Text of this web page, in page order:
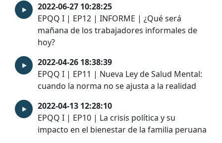
2022-06-27 10:28:25
EPQQ I | EP12 | INFORME | ¿Qué será
mañana de los trabajadores informales de
hoy?
2022-04-26 18:38:39
EPQQ I | EP11 | Nueva Ley de Salud Mental:
cuando la norma no se ajusta a la realidad
2022-04-13 12:28:10
EPQQ I | EP10 | La crisis política y su
impacto en el bienestar de la familia peruana